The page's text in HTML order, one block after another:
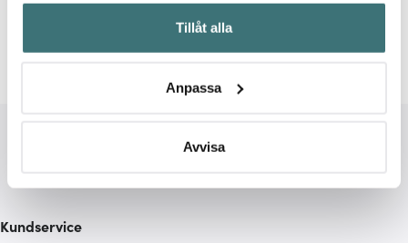
Samla in information om din geografiska plats som
kan ha en noggrannhet på upp till flera meter
Identifiera din enhet genom att aktivt skanna den för
Ta reda på mer om hur dina personliga uppgifter
Du kan ändra eller dra tillbaka ditt samtycke när som
ska anpassas efter det som vi tror att du tycker om. Det
Tillåt alla
Anpassa
Avvisa
Skottsberg
Kundservice